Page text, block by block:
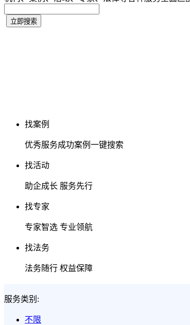
找案例
优秀服务成功案例一键搜索
找活动
助企成长 服务先行
找专家
专家智选 专业领航
找法务
法务随行 权益保障
服务类别:
不限